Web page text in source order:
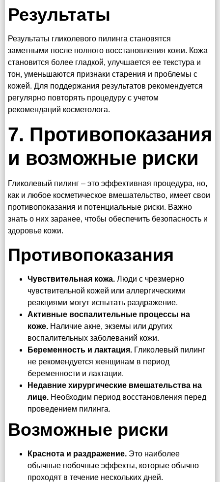
Результаты
Результаты гликолевого пилинга становятся
заметными после полного восстановления кожи. Кожа
становится более гладкой, улучшается ее текстура и
тон, уменьшаются признаки старения и проблемы с
кожей. Для поддержания результатов рекомендуется
регулярно повторять процедуру с учетом
рекомендаций косметолога.
7. Противопоказания
и возможные риски
Гликолевый пилинг – это эффективная процедура, но,
как и любое косметическое вмешательство, имеет свои
противопоказания и потенциальные риски. Важно
знать о них заранее, чтобы обеспечить безопасность и
здоровье кожи.
Противопоказания
Чувствительная кожа. Люди с чрезмерно
чувствительной кожей или аллергическими
реакциями могут испытать раздражение.
Активные воспалительные процессы на
коже. Наличие акне, экземы или других
воспалительных заболеваний кожи.
Беременность и лактация. Гликолевый пилинг
не рекомендуется женщинам в период
беременности и лактации.
Недавние хирургические вмешательства на
лице. Необходим период восстановления перед
проведением пилинга.
Возможные риски
Краснота и раздражение. Это наиболее
обычные побочные эффекты, которые обычно
проходят в течение нескольких дней.